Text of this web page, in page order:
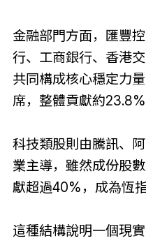
金融部門方面，匯豐
行、工商銀行、香港
共同構成核心穩定力
席，整體貢獻約23.8%
科技類股則由騰訊、
業主導，雖然成份股
獻超過40%，成為恆
這種結構說明一個現